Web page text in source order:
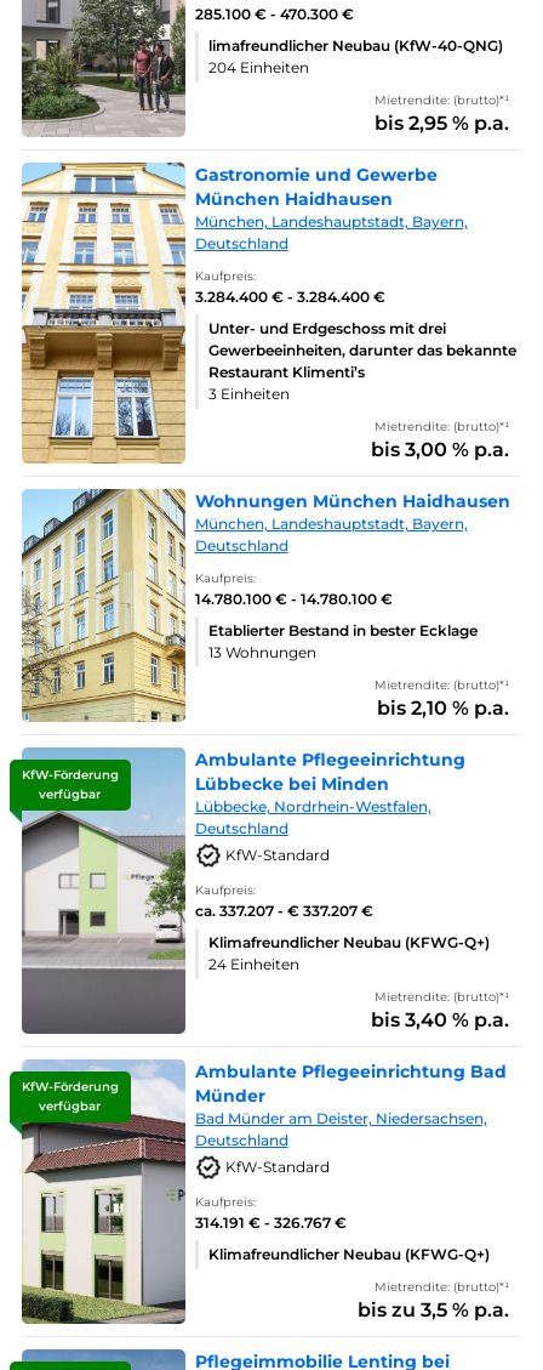
285.100 € - 470.300 €
limafreundlicher Neubau (KfW-40-QNG)
204 Einheiten
Mietrendite: (brutto)*¹
bis 2,95 % p.a.
Gastronomie und Gewerbe
München Haidhausen
München, Landeshauptstadt, Bayern,
Deutschland
Kaufpreis:
3.284.400 € - 3.284.400 €
Unter- und Erdgeschoss mit drei
Gewerbeeinheiten, darunter das bekannte
Restaurant Klimenti’s
3 Einheiten
Mietrendite: (brutto)*¹
bis 3,00 % p.a.
Wohnungen München Haidhausen
München, Landeshauptstadt, Bayern,
Deutschland
Kaufpreis:
14.780.100 € - 14.780.100 €
Etablierter Bestand in bester Ecklage
13 Wohnungen
Mietrendite: (brutto)*¹
bis 2,10 % p.a.
KfW-Förderung
verfügbar
Ambulante Pflegeeinrichtung
Lübbecke bei Minden
Lübbecke, Nordrhein-Westfalen,
Deutschland
KfW-Standard
Kaufpreis:
ca. 337.207 - € 337.207 €
Klimafreundlicher Neubau (KFWG-Q+)
24 Einheiten
Mietrendite: (brutto)*¹
bis 3,40 % p.a.
KfW-Förderung
verfügbar
Ambulante Pflegeeinrichtung Bad
Münder
Bad Münder am Deister, Niedersachsen,
Deutschland
KfW-Standard
Kaufpreis:
314.191 € - 326.767 €
Klimafreundlicher Neubau (KFWG-Q+)
Mietrendite: (brutto)*¹
bis zu 3,5 % p.a.
Pflegeimmobilie Lenting bei